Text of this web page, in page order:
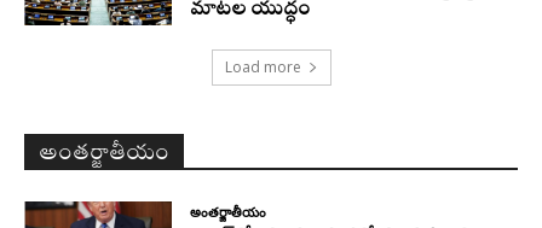
మాటల యుద్ధం
Load more
అంతర్జాతీయం
అంతర్జాతీయం